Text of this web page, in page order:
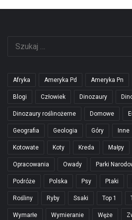
Afryka Ameryka Pd Ameryka Pn
Blogi Człowiek Dinozaury
Dinozaury roślinożerne Domowe
Geografia Geologia Góry Inne
Kotowate Koty Kreda Małpy
Opracowania Owady Parki
Podróże Polska Psy Ptaki
Rośliny Ryby Ssaki Top 1
Wymarłe Wymieranie Węże